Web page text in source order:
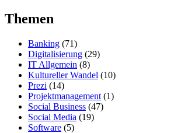
Themen
Banking (71)
Digitalisierung (29)
IT Allgemein (8)
Kultureller Wandel (10)
Prezi (14)
Projektmanagement (1)
Social Business (47)
Social Media (19)
Software (5)